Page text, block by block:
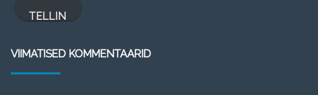
TELLIN
VIIMATISED KOMMENTAARID